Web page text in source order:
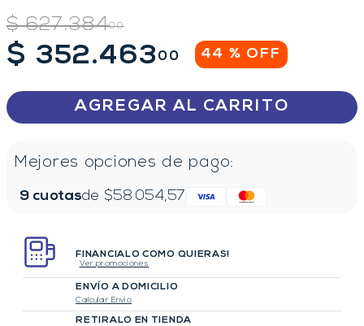
$ 627.38400
$ 352.463 00 44 % OFF
AGREGAR AL CARRITO
Mejores opciones de pago:
9 cuotasde $58.054,57
Ver promociones
FINANCIALO COMO QUIERAS!
ENVÍO A DOMICILIO
Calcular Envio
RETIRALO EN TIENDA